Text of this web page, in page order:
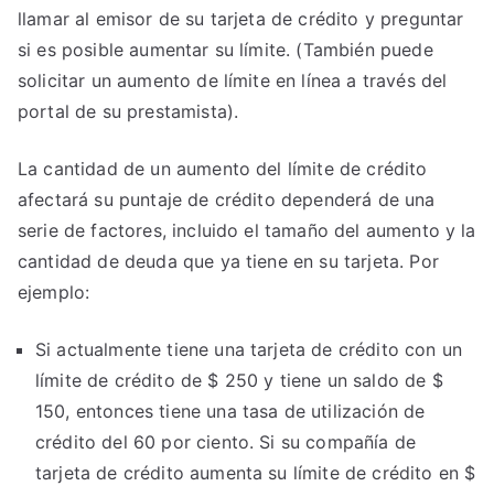
llamar al emisor de su tarjeta de crédito y preguntar
si es posible aumentar su límite. (También puede
solicitar un aumento de límite en línea a través del
portal de su prestamista).
La cantidad de un aumento del límite de crédito
afectará su puntaje de crédito dependerá de una
serie de factores, incluido el tamaño del aumento y la
cantidad de deuda que ya tiene en su tarjeta. Por
ejemplo:
Si actualmente tiene una tarjeta de crédito con un
límite de crédito de $ 250 y tiene un saldo de $
150, entonces tiene una tasa de utilización de
crédito del 60 por ciento. Si su compañía de
tarjeta de crédito aumenta su límite de crédito en $